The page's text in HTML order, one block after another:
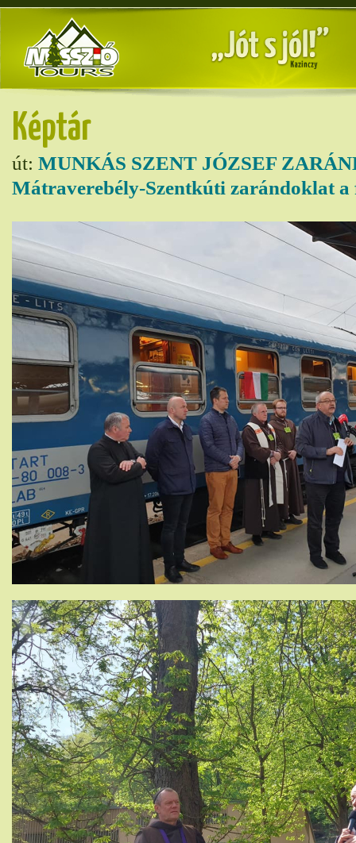
Képtár
út: MUNKÁS SZENT JÓZSEF
Mátraverebély-Szentkúti zarándoklat